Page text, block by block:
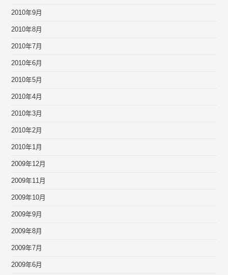
2010年9月
2010年8月
2010年7月
2010年6月
2010年5月
2010年4月
2010年3月
2010年2月
2010年1月
2009年12月
2009年11月
2009年10月
2009年9月
2009年8月
2009年7月
2009年6月